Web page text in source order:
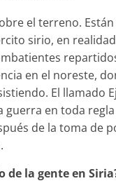
el terreno.
sirio, en
en el noreste,
El llamado
en toda
de la toma de
de la gente en